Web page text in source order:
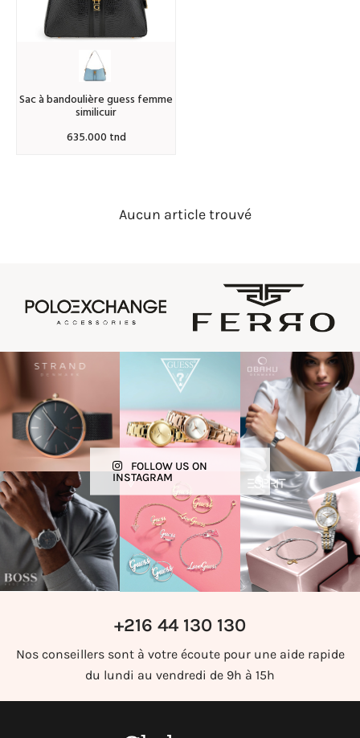
sac à bandoulière guess femme
similicuir
635.000 tnd
Aucun article trouvé
FOLLOW US ON
INSTAGRAM
+216 44 130 130
Nos conseillers sont à votre écoute pour une aide rapide
du lundi au vendredi de 9h à 15h